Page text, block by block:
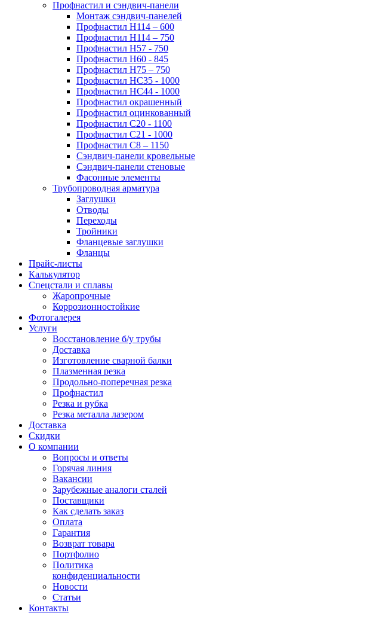
Профнастил и сэндвич-панели
Монтаж сэндвич-панелей
Профнастил Н114 – 600
Профнастил Н114 – 750
Профнастил Н57 - 750
Профнастил Н60 - 845
Профнастил Н75 – 750
Профнастил НС35 - 1000
Профнастил НС44 - 1000
Профнастил окрашенный
Профнастил оцинкованный
Профнастил С20 - 1100
Профнастил С21 - 1000
Профнастил С8 – 1150
Сэндвич-панели кровельные
Сэндвич-панели стеновые
Фасонные элементы
Трубопроводная арматура
Заглушки
Отводы
Переходы
Тройники
Фланцевые заглушки
Фланцы
Прайс-листы
Калькулятор
Спецстали и сплавы
Жаропрочные
Коррозионностойкие
Фотогалерея
Услуги
Восстановление б/у трубы
Доставка
Изготовление сварной балки
Плазменная резка
Продольно-поперечная резка
Профнастил
Резка и рубка
Резка металла лазером
Доставка
Скидки
О компании
Вопросы и ответы
Горячая линия
Вакансии
Зарубежные аналоги сталей
Поставщики
Как сделать заказ
Оплата
Гарантия
Возврат товара
Портфолио
Политика
конфиденциальности
Новости
Статьи
Контакты